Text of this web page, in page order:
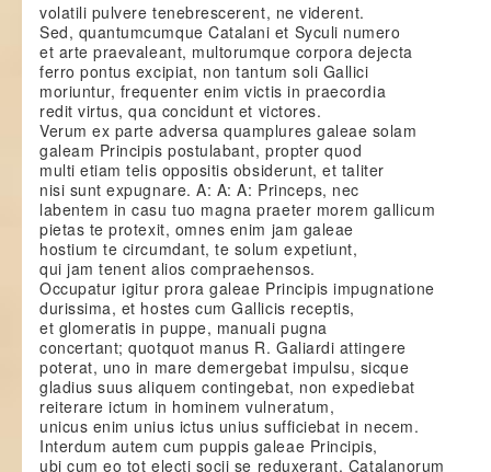
volatili pulvere tenebrescerent, ne viderent.
Sed, quantumcumque Catalani et Syculi numero
et arte praevaleant, multorumque corpora dejecta
ferro pontus excipiat, non tantum soli Gallici
moriuntur, frequenter enim victis in praecordia
redit virtus, qua concidunt et victores.
Verum ex parte adversa quamplures galeae solam
galeam Principis postulabant, propter quod
multi etiam telis oppositis obsiderunt, et taliter
nisi sunt expugnare. A: A: A: Princeps, nec
labentem in casu tuo magna praeter morem gallicum
pietas te protexit, omnes enim jam galeae
hostium te circumdant, te solum expetiunt,
qui jam tenent alios compraehensos.
Occupatur igitur prora galeae Principis impugnatione
durissima, et hostes cum Gallicis receptis,
et glomeratis in puppe, manuali pugna
concertant; quotquot manus R. Galiardi attingere
poterat, uno in mare demergebat impulsu, sicque
gladius suus aliquem contingebat, non expediebat
reiterare ictum in hominem vulneratum,
unicus enim unius ictus unius sufficiebat in necem.
Interdum autem cum puppis galeae Principis,
ubi cum eo tot electi socii se reduxerant, Catalanorum